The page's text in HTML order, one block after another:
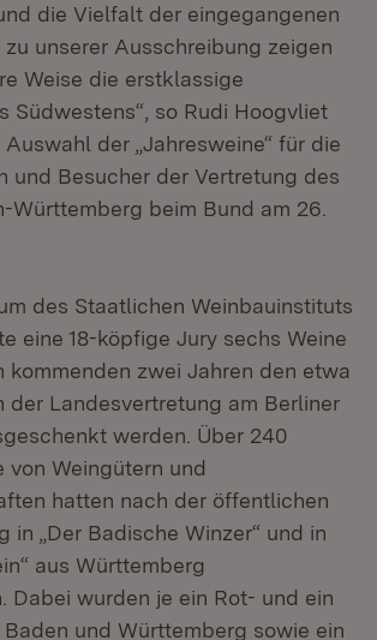
die Vielfalt der eingegangenen
unserer Ausschreibung zeigen
Weise die erstklassige
Südwestens“, so Rudi Hoogvliet
der „Jahresweine“ für die
und Besucher der Vertretung des
Württemberg beim Bund am 26.
des Staatlichen Weinbauinstituts
eine 18-köpfige Jury sechs Weine
kommenden zwei Jahren den etwa
der Landesvertretung am Berliner
werden. Über 240
von Weingütern und
hatten nach der öffentlichen
in „Der Badische Winzer“ und in
aus Württemberg
Dabei wurden je ein Rot- und ein
und Württemberg sowie ein